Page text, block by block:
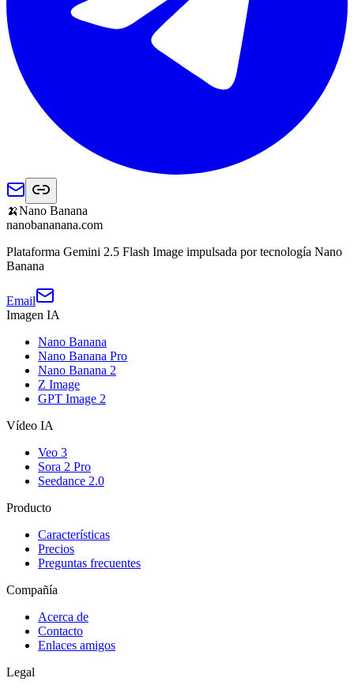
🍌Nano Banana
nanobananana.com
Plataforma Gemini 2.5 Flash Image impulsada por tecnología Nano
Banana
Email
Imagen IA
Nano Banana
Nano Banana Pro
Nano Banana 2
Z Image
GPT Image 2
Vídeo IA
Veo 3
Sora 2 Pro
Seedance 2.0
Producto
Características
Precios
Preguntas frecuentes
Compañía
Acerca de
Contacto
Enlaces amigos
Legal